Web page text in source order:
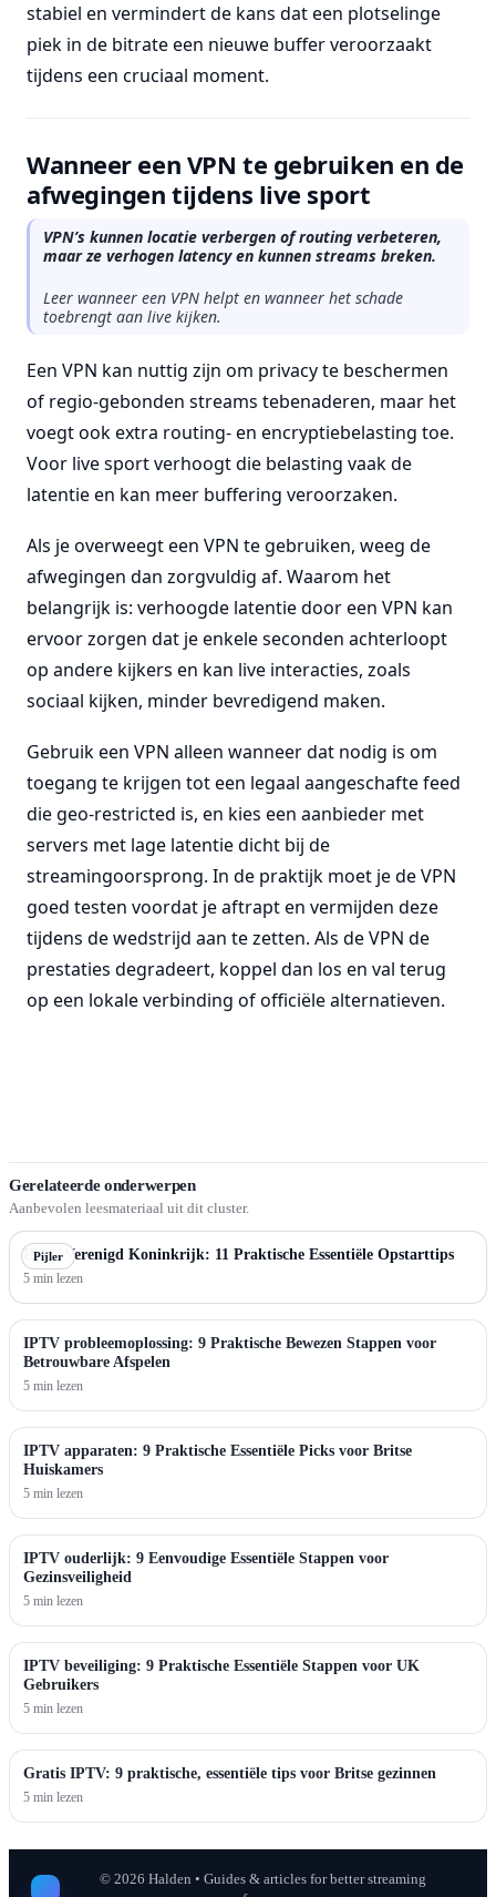
stabiel en vermindert de kans dat een plotselinge
piek in de bitrate een nieuwe buffer veroorzaakt
tijdens een cruciaal moment.
Wanneer een VPN te gebruiken en de
afwegingen tijdens live sport
VPN’s kunnen locatie verbergen of routing verbeteren,
maar ze verhogen latency en kunnen streams breken.
Leer wanneer een VPN helpt en wanneer het schade
toebrengt aan live kijken.
Een VPN kan nuttig zijn om privacy te beschermen
of regio-gebonden streams tebenaderen, maar het
voegt ook extra routing- en encryptiebelasting toe.
Voor live sport verhoogt die belasting vaak de
latentie en kan meer buffering veroorzaken.
Als je overweegt een VPN te gebruiken, weeg de
afwegingen dan zorgvuldig af. Waarom het
belangrijk is: verhoogde latentie door een VPN kan
ervoor zorgen dat je enkele seconden achterloopt
op andere kijkers en kan live interacties, zoals
sociaal kijken, minder bevredigend maken.
Gebruik een VPN alleen wanneer dat nodig is om
toegang te krijgen tot een legaal aangeschafte feed
die geo-restricted is, en kies een aanbieder met
servers met lage latentie dicht bij de
streamingoorsprong. In de praktijk moet je de VPN
goed testen voordat je aftrapt en vermijden deze
tijdens de wedstrijd aan te zetten. Als de VPN de
prestaties degradeert, koppel dan los en val terug
op een lokale verbinding of officiële alternatieven.
Gerelateerde onderwerpen
Aanbevolen leesmateriaal uit dit cluster.
Pijler
IPTV Verenigd Koninkrijk: 11 Praktische Essentiële Opstarttips
5 min lezen
IPTV probleemoplossing: 9 Praktische Bewezen Stappen voor
Betrouwbare Afspelen
5 min lezen
IPTV apparaten: 9 Praktische Essentiële Picks voor Britse
Huiskamers
5 min lezen
IPTV ouderlijk: 9 Eenvoudige Essentiële Stappen voor
Gezinsveiligheid
5 min lezen
IPTV beveiliging: 9 Praktische Essentiële Stappen voor UK
Gebruikers
5 min lezen
Gratis IPTV: 9 praktische, essentiële tips voor Britse gezinnen
5 min lezen
© 2026 Halden • Guides & articles for better streaming